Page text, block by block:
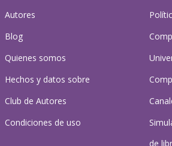
Autores
Blog
Quienes somos
Hechos y datos sobre
Club de Autores
Condiciones de uso
de